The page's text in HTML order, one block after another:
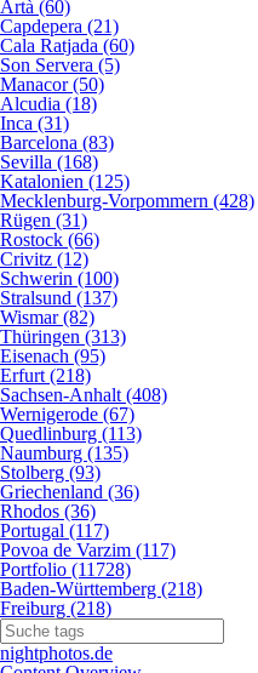
Artà (60)
Capdepera (21)
Cala Ratjada (60)
Son Servera (5)
Manacor (50)
Alcudia (18)
Inca (31)
Barcelona (83)
Sevilla (168)
Katalonien (125)
Mecklenburg-Vorpommern (428)
Rügen (31)
Rostock (66)
Crivitz (12)
Schwerin (100)
Stralsund (137)
Wismar (82)
Thüringen (313)
Eisenach (95)
Erfurt (218)
Sachsen-Anhalt (408)
Wernigerode (67)
Quedlinburg (113)
Naumburg (135)
Stolberg (93)
Griechenland (36)
Rhodos (36)
Portugal (117)
Povoa de Varzim (117)
Portfolio (11728)
Baden-Württemberg (218)
Freiburg (218)
nightphotos.de